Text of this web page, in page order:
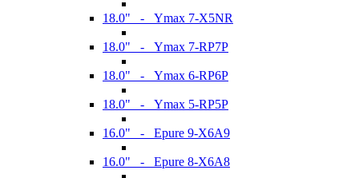
18.0" - Ymax 7-X5NR
18.0" - Ymax 7-RP7P
18.0" - Ymax 6-RP6P
18.0" - Ymax 5-RP5P
16.0" - Epure 9-X6A9
16.0" - Epure 8-X6A8